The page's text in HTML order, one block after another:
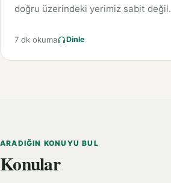
doğru üzerindeki yerimiz sabit değil.
7 dk okuma Dinle
ARADIĞIN KONUYU BUL
Konular